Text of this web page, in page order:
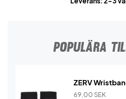
POPULÄRA
ZERV
69,00 SEK